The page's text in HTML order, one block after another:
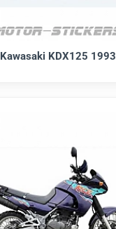
Kawasaki KDX125 1993